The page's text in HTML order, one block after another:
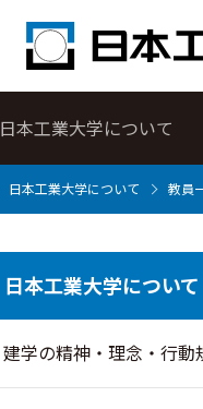
日本工業大学について
日本工業大学について 教員
日本工業大学について
建学の精神・理念・行動